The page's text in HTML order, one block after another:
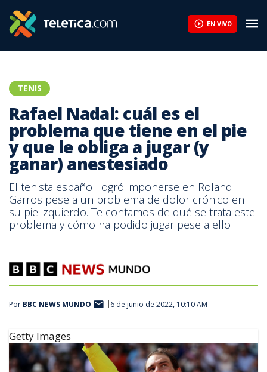
EN VIVO
TENIS
Rafael Nadal: cuál es el
problema que tiene en el pie
y que le obliga a jugar (y
ganar) anestesiado
El tenista español logró imponerse en Roland
Garros pese a un problema de dolor crónico en
su pie izquierdo. Te contamos de qué se trata este
problema y cómo ha podido jugar pese a ello
Por BBC NEWS MUNDO 6 de junio de 2022, 10:10 AM
Getty Images